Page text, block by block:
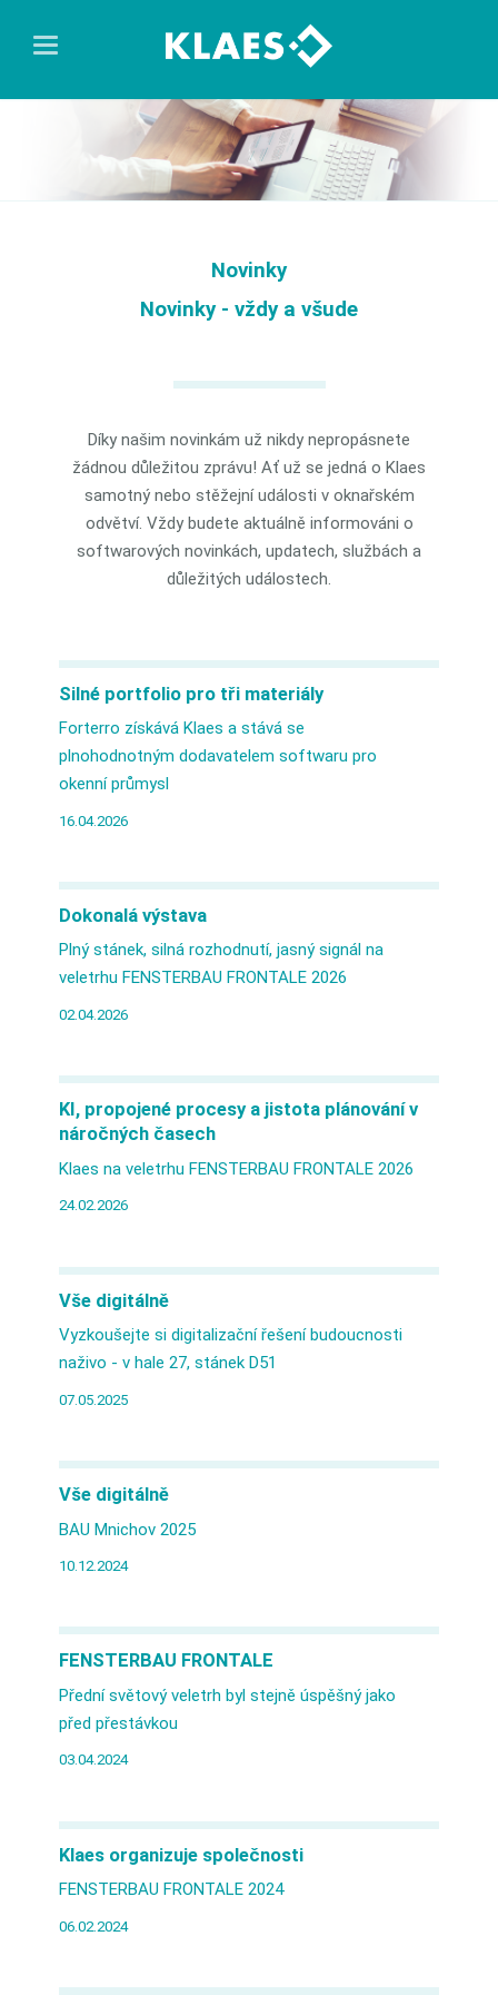
Novinky
Novinky - vždy a všude
Díky našim novinkám už nikdy nepropásnete
žádnou důležitou zprávu! Ať už se jedná o Klaes
samotný nebo stěžejní události v oknařském
odvětví. Vždy budete aktuálně informováni o
softwarových novinkách, updatech, službách a
důležitých událostech.
Silné portfolio pro tři materiály
Forterro získává Klaes a stává se
plnohodnotným dodavatelem softwaru pro
okenní průmysl
16.04.2026
Dokonalá výstava
Plný stánek, silná rozhodnutí, jasný signál na
veletrhu FENSTERBAU FRONTALE 2026
02.04.2026
KI, propojené procesy a jistota plánování v
náročných časech
Klaes na veletrhu FENSTERBAU FRONTALE 2026
24.02.2026
Vše digitálně
Vyzkoušejte si digitalizační řešení budoucnosti
naživo - v hale 27, stánek D51
07.05.2025
Vše digitálně
BAU Mnichov 2025
10.12.2024
FENSTERBAU FRONTALE
Přední světový veletrh byl stejně úspěšný jako
před přestávkou
03.04.2024
Klaes organizuje společnosti
FENSTERBAU FRONTALE 2024
06.02.2024